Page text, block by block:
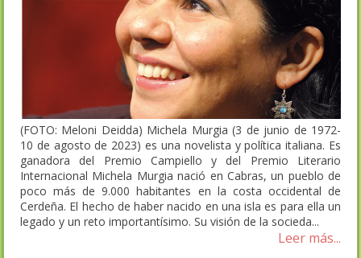
(FOTO: Meloni Deidda) Michela Murgia (3 de junio de 1972-
10 de agosto de 2023) es una novelista y política italiana. Es
ganadora del Premio Campiello y del Premio Literario
Internacional Michela Murgia nació en Cabras, un pueblo de
poco más de 9.000 habitantes en la costa occidental de
Cerdeña. El hecho de haber nacido en una isla es para ella un
legado y un reto importantísimo. Su visión de la socieda...
Leer más...